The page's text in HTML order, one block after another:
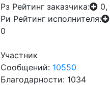
Рз Рейтинг заказчика: 0,
Ри Рейтинг исполнителя:
0
Участник
Сообщений: 10550
Благодарности: 1034